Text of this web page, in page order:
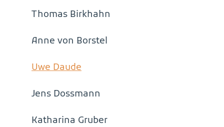
Thomas Birkhahn
Anne von Borstel
Uwe Daude
Jens Dossmann
Katharina Gruber